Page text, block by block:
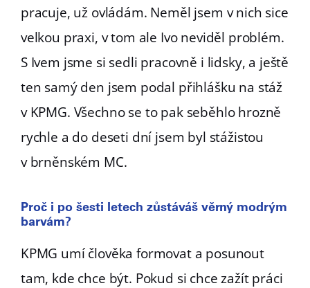
pracuje, už ovládám. Neměl jsem v nich sice
velkou praxi, v tom ale Ivo neviděl problém.
S Ivem jsme si sedli pracovně i lidsky, a ještě
ten samý den jsem podal přihlášku na stáž
v KPMG. Všechno se to pak seběhlo hrozně
rychle a do deseti dní jsem byl stážistou
v brněnském MC.
Proč i po šesti letech zůstáváš věrný modrým
barvám?
KPMG umí člověka formovat a posunout
tam, kde chce být. Pokud si chce zažít práci